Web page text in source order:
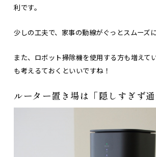
利です。
少しの工夫で、家事の動線がぐっとスムーズに
また、ロボット掃除機を使用する方も増えて
も考えるておくといいですね！
ルーター置き場は「隠しすぎず通